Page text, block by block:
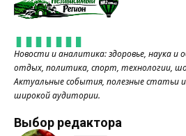
Новости и аналитика: здоровье, наука и
отдых, политика, спорт, технологии,
Актуальные события, полезные статьи
широкой аудитории.
Выбор редактора